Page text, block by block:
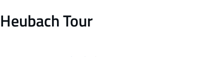
Heubach Tour